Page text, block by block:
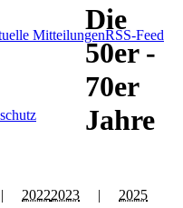
MitteilungenRSS-Feed
20222023 | 2025
Die
50er -
70er
Jahre